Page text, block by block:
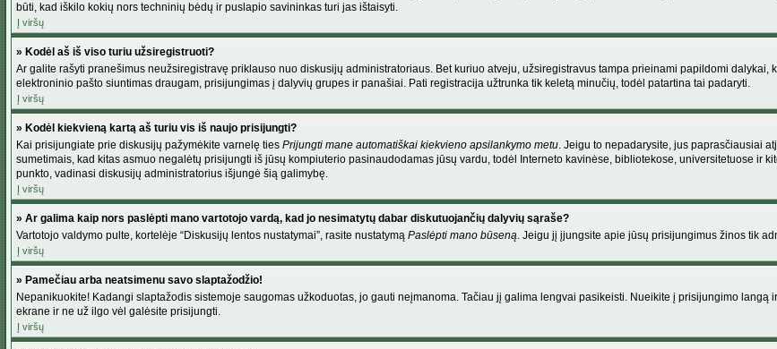
būti, kad iškilo kokių nors techninių bėdų ir puslapio savininkas turi jas ištaisyti.
Į viršų
» Kodėl aš iš viso turiu užsiregistruoti?
Ar galite rašyti pranešimus neužsiregistravę priklauso nuo diskusijų administratoriaus. Bet kuriuo atveju, užsiregistravus tampa prieinami papildomi
elektroninio pašto siuntimas draugam, prisijungimas į dalyvių grupes ir panašiai. Pati registracija užtrunka tik keletą minučių, todėl patartina tai padaryti.
Į viršų
» Kodėl kiekvieną kartą aš turiu vis iš naujo prisijungti?
Kai prisijungiate prie diskusijų pažymėkite varnelę ties Prijungti mane automatiškai kiekvieno apsilankymo metu. Jeigu to nepadarysite, jus paprasčiausiai
sumetimais, kad kitas asmuo negalėtų prisijungti iš jūsų kompiuterio pasinaudodamas jūsų vardu, todėl Interneto kavinėse, bibliotekose, universitetuose ir
punkto, vadinasi diskusijų administratorius išjungė šią galimybę.
Į viršų
» Ar galima kaip nors paslėpti mano vartotojo vardą, kad jo nesimatytų dabar diskutuojančių dalyvių sąraše?
Vartotojo valdymo pulte, kortelėje “Diskusijų lentos nustatymai”, rasite nustatymą Paslėpti mano būseną. Jeigu jį įjungsite apie jūsų prisijungimus žinos tik
Į viršų
» Pamečiau arba neatsimenu savo slaptažodžio!
Nepanikuokite! Kadangi slaptažodis sistemoje saugomas užkoduotas, jo gauti neįmanoma. Tačiau jį galima lengvai pasikeisti. Nueikite į prisijungimo langą
ekrane ir ne už ilgo vėl galėsite prisijungti.
Į viršų